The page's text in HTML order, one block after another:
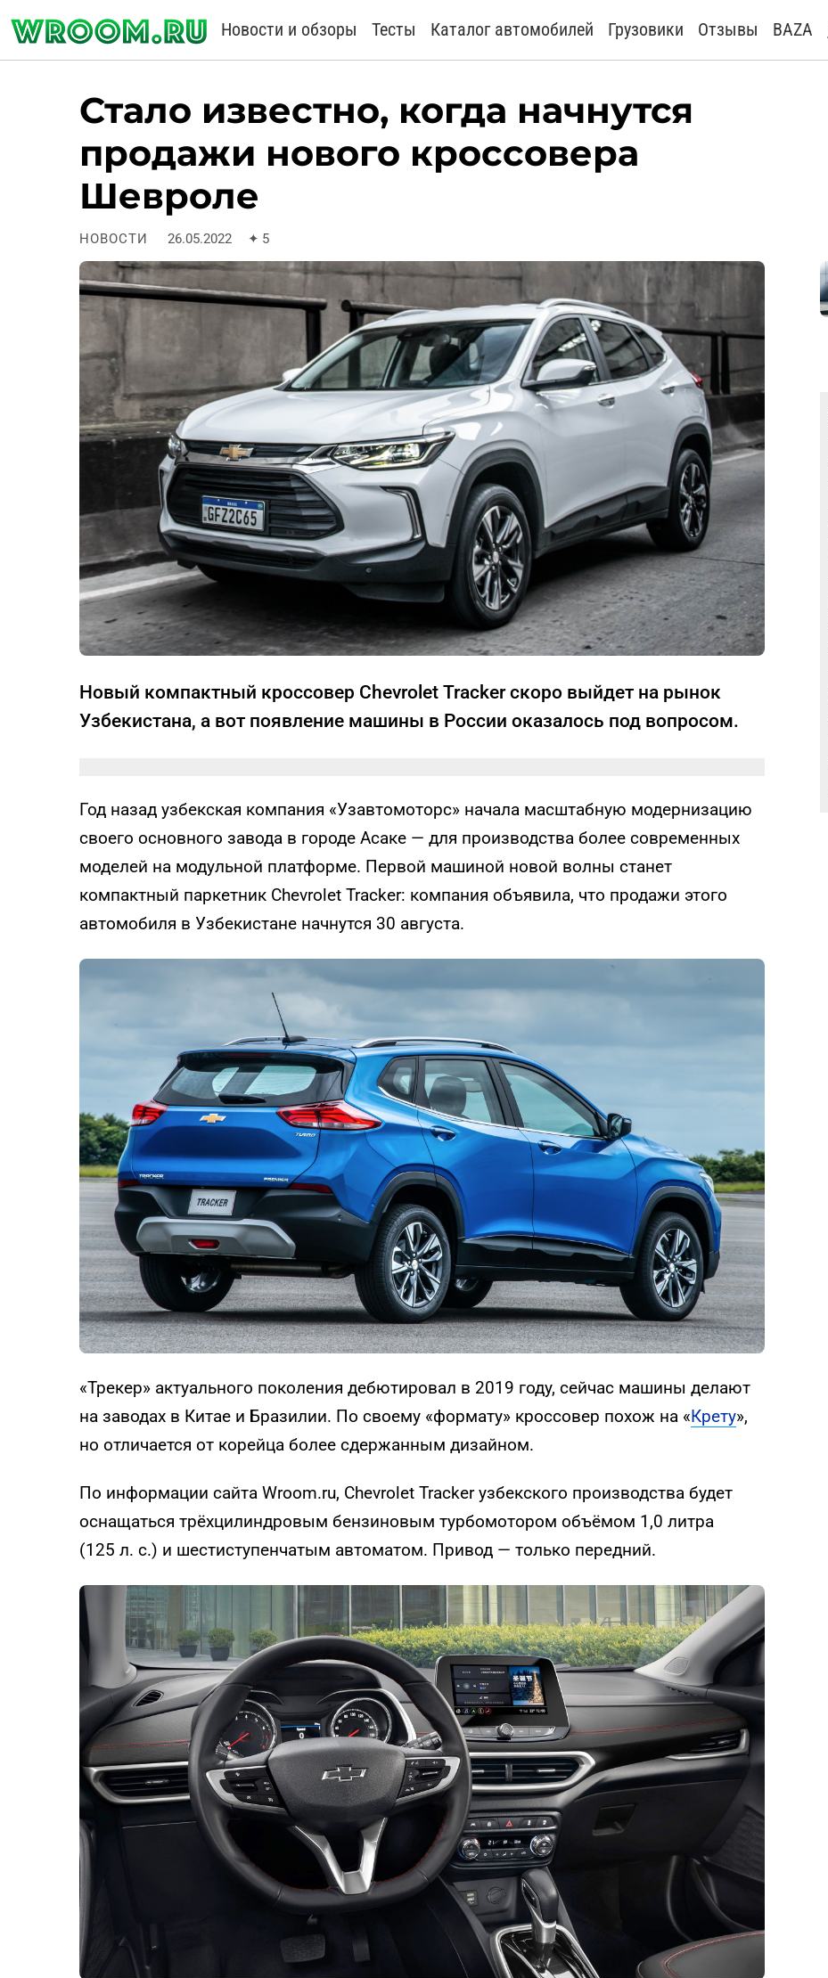
Новости и обзоры Тесты Каталог автомобилей Грузовики Отзывы BAZA
Стало известно, когда начнутся
продажи нового кроссовера
Шевроле
НОВОСТИ 26.05.2022 ✦ 5
Новый компактный кроссовер Chevrolet Tracker скоро выйдет на рынок
Узбекистана, а вот появление машины в России оказалось под вопросом.
Год назад узбекская компания «Узавтомоторс» начала масштабную модернизацию
своего основного завода в городе Асаке — для производства более современных
моделей на модульной платформе. Первой машиной новой волны станет
компактный паркетник Chevrolet Tracker: компания объявила, что продажи этого
автомобиля в Узбекистане начнутся 30 августа.
«Трекер» актуального поколения дебютировал в 2019 году, сейчас машины делают
на заводах в Китае и Бразилии. По своему «формату» кроссовер похож на «Крету»,
но отличается от корейца более сдержанным дизайном.
По информации сайта Wroom.ru, Chevrolet Tracker узбекского производства будет
оснащаться трёхцилиндровым бензиновым турбомотором объёмом 1,0 литра
(125 л. с.) и шестиступенчатым автоматом. Привод — только передний.